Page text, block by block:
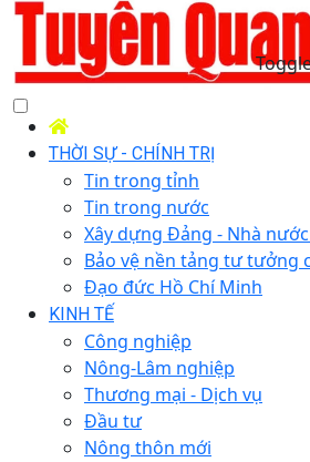
THỜI SỰ - CHÍNH TRỊ
Tin trong tỉnh
Tin trong nước
Xây dựng Đảng - Nhà nước
Bảo vệ nền tảng tư tưởng
Đạo đức Hồ Chí Minh
KINH TẾ
Công nghiệp
Nông-Lâm nghiệp
Thương mại - Dịch vụ
Đầu tư
Nông thôn mới